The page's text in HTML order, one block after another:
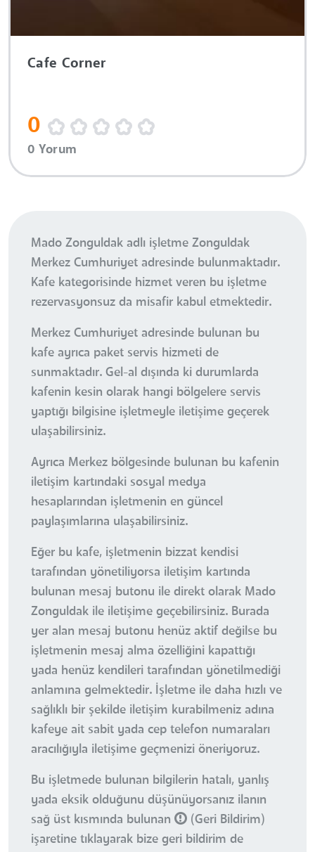
Cafe Corner
0
0 Yorum
Mado Zonguldak adlı işletme Zonguldak
Merkez Cumhuriyet adresinde bulunmaktadır.
Kafe kategorisinde hizmet veren bu işletme
rezervasyonsuz da misafir kabul etmektedir.
Merkez Cumhuriyet adresinde bulunan bu
kafe ayrıca paket servis hizmeti de
sunmaktadır. Gel-al dışında ki durumlarda
kafenin kesin olarak hangi bölgelere servis
yaptığı bilgisine işletmeyle iletişime geçerek
ulaşabilirsiniz.
Ayrıca Merkez bölgesinde bulunan bu kafenin
iletişim kartındaki sosyal medya
hesaplarından işletmenin en güncel
paylaşımlarına ulaşabilirsiniz.
Eğer bu kafe, işletmenin bizzat kendisi
tarafından yönetiliyorsa iletişim kartında
bulunan mesaj butonu ile direkt olarak Mado
Zonguldak ile iletişime geçebilirsiniz. Burada
yer alan mesaj butonu henüz aktif değilse bu
işletmenin mesaj alma özelliğini kapattığı
yada henüz kendileri tarafından yönetilmediği
anlamına gelmektedir. İşletme ile daha hızlı ve
sağlıklı bir şekilde iletişim kurabilmeniz adına
kafeye ait sabit yada cep telefon numaraları
aracılığıyla iletişime geçmenizi öneriyoruz.
Bu işletmede bulunan bilgilerin hatalı, yanlış
yada eksik olduğunu düşünüyorsanız ilanın
sağ üst kısmında bulunan
(Geri Bildirim)
işaretine tıklayarak bize geri bildirim de